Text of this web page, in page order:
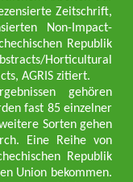
Zeitschrift,
Non-Impact-
Republik
Horticultural
AGRIS zitiert.
gehören
fast 85 einzelner
Sorten gehen
Eine Reihe von
Republik
Union bekommen.